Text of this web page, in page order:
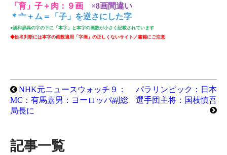
「育」子＋肉：９画
×8画間違い
＊亠＋ム＝「子」を逆さにした字
●漢和辞典の字の下に「本字」と本字の画数が小さく記載されています
◆姓名判断には本字の画数適用「字画」の正しくないサイト／書籍にご注意
NHK元ニュースウォッチ９：
MC：有馬嘉男：ヨーロッパ副総
局長に
パラリンピック：日本
選手団主将：国枝慎吾
記事一覧